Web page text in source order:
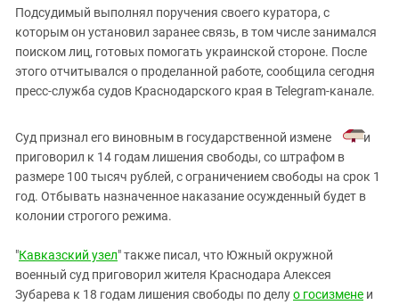
Подсудимый выполнял поручения своего куратора, с
которым он установил заранее связь, в том числе занимался
поиском лиц, готовых помогать украинской стороне. После
этого отчитывался о проделанной работе, сообщила сегодня
пресс-служба судов Краснодарского края в Telegram-канале.
Суд признал его виновным в государственной измене
и
приговорил к 14 годам лишения свободы, со штрафом в
размере 100 тысяч рублей, с ограничением свободы на срок 1
год. Отбывать назначенное наказание осужденный будет в
колонии строгого режима.
"Кавказский узел" также писал, что Южный окружной
военный суд приговорил жителя Краснодара Алексея
Зубарева к 18 годам лишения свободы по делуо госизмене и